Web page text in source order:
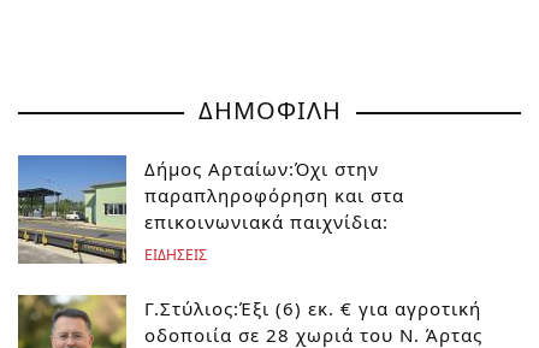
ΔΗΜΟΦΙΛΗ
Δήμος Αρταίων:Όχι στην
παραπληροφόρηση και στα
επικοινωνιακά παιχνίδια:
ΕΙΔΗΣΕΙΣ
Γ.Στύλιος:Έξι (6) εκ. € για αγροτική
οδοποιία σε 28 χωριά του Ν. Άρτας